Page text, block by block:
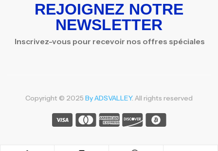
REJOIGNEZ NOTRE
NEWSLETTER
Inscrivez-vous pour recevoir nos offres spéciales
Copyright © 2025 By ADSVALLEY. All rights reserved